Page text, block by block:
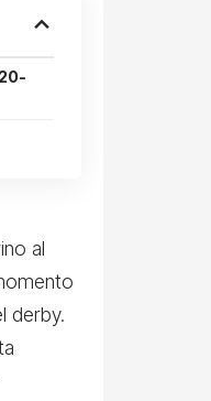
al
derby.